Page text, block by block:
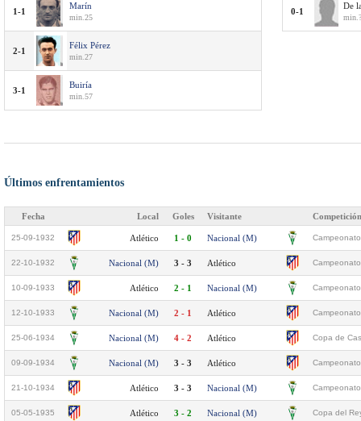
1-1
Marín
min.25
2-1
Félix Pérez
min.27
3-1
Buiría
min.57
0-1
De
min.?
Últimos enfrentamientos
Fecha Local Goles Visitante Competición
25-09-1932 Atlético 1 - 0 Nacional (M)
22-10-1932 Nacional (M) 3 - 3 Atlético
10-09-1933 Atlético 2 - 1 Nacional (M)
12-10-1933 Nacional (M) 2 - 1 Atlético
25-06-1934 Nacional (M) 4 - 2 Atlético Copa de
09-09-1934 Nacional (M) 3 - 3 Atlético
21-10-1934 Atlético 3 - 3 Nacional (M)
05-05-1935 Atlético 3 - 2 Nacional (M) Copa del